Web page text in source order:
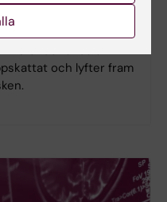
under den första
kan få allvarliga
tillståndet ändå är
och lyfter fram